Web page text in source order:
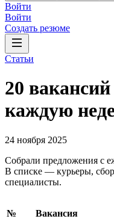
Войти
Войти
Создать резюме
Статьи
20
каждую
24 ноября 2025
Собрали предложения с
В списке — курьеры,
специалисты.
№ Вакансия